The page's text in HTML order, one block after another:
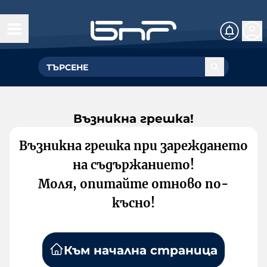
Възникна грешка!
Възникна грешка при зареждането
на съдържанието!
Моля, опитайте отново по-
късно!
Към начална страница